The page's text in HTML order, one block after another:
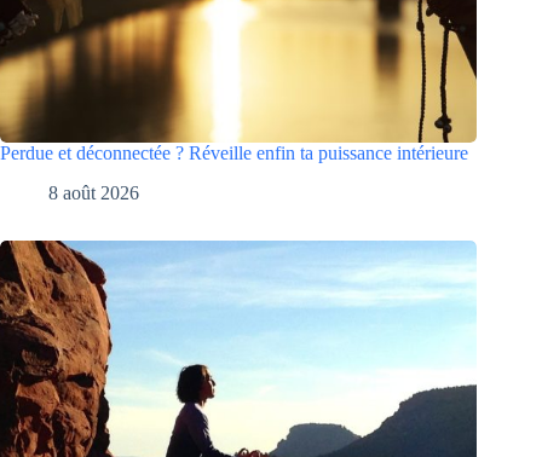
Perdue et déconnectée ? Réveille enfin ta puissance intérieure
8 août 2026